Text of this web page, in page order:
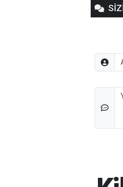
Adınız